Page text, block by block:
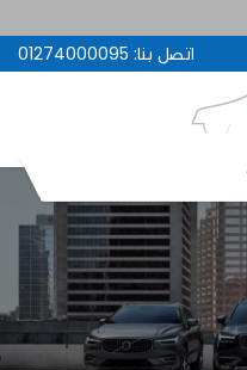
اتصل بنا: 01274000095